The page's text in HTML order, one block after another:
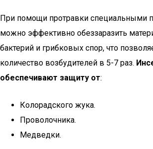
При помощи протравки специальными
можно эффективно обеззаразить
бактерий и грибковых спор, что
количество возбудителей в 5-7 раз.
обеспечивают защиту от:
Колорадского жука.
Проволочника.
Медведки.